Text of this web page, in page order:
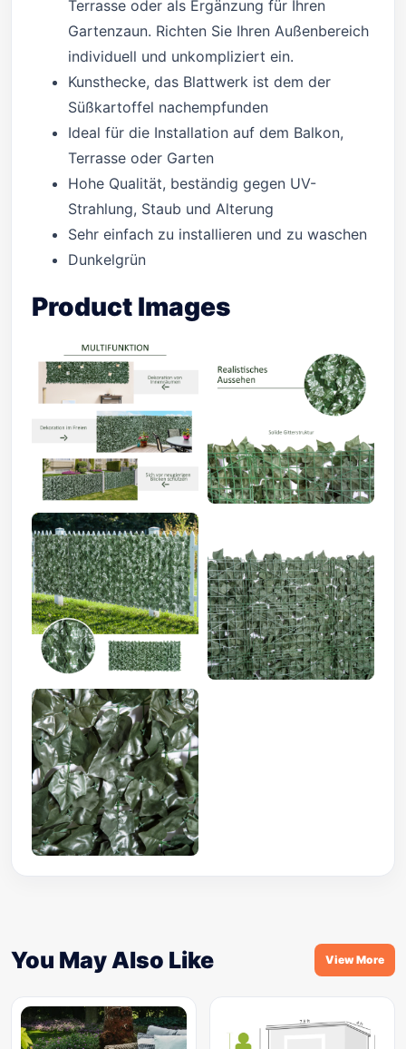
Terrasse oder als Ergänzung für Ihren
Gartenzaun. Richten Sie Ihren Außenbereich
individuell und unkompliziert ein.
Kunsthecke, das Blattwerk ist dem der
Süßkartoffel nachempfunden
Ideal für die Installation auf dem Balkon,
Terrasse oder Garten
Hohe Qualität, beständig gegen UV-
Strahlung, Staub und Alterung
Sehr einfach zu installieren und zu waschen
Dunkelgrün
Product Images
You May Also Like View More